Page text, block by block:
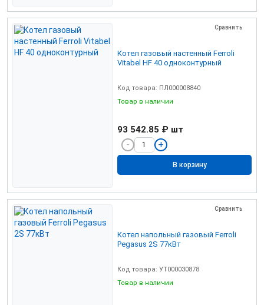
Сравнить
Котел газовый настенный Ferroli
Vitabel НF 40 одноконтурный
Код товара: ПЛ000008840
Товар в наличии
93 542.85 ₽ шт
В корзину
Сравнить
Котел напольный газовый Ferroli
Pegasus 2S 77кВт
Код товара: УТ000030878
Товар в наличии